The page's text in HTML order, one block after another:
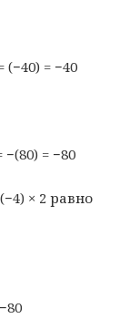
= −40
= −80
× 2 равно